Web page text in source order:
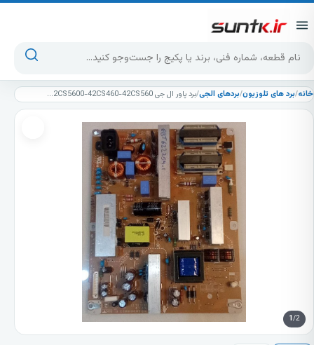
جست‌وجوی محصولات
خانه/برد های تلوزیون/بردهای الجی/ برد پاور ال جی 42CS4600-42CS5600-42CS460-42CS560
1/2